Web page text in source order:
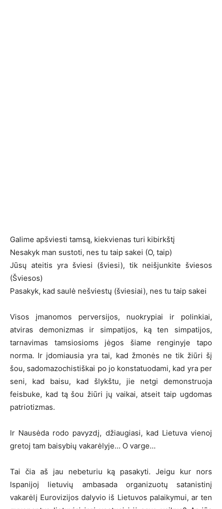
Galime apšviesti tamsą, kiekvienas turi kibirkštį
Nesakyk man sustoti, nes tu taip sakei (O, taip)
Jūsų ateitis yra šviesi (šviesi), tik neišjunkite šviesos
(Šviesos)
Pasakyk, kad saulė nešviestų (šviesiai), nes tu taip sakei
Visos įmanomos perversijos, nuokrypiai ir polinkiai,
atviras demonizmas ir simpatijos, ką ten simpatijos,
tarnavimas tamsiosioms jėgos šiame renginyje tapo
norma. Ir įdomiausia yra tai, kad žmonės ne tik žiūri šį
šou, sadomazochistiškai po jo konstatuodami, kad yra per
seni, kad baisu, kad šlykštu, jie netgi demonstruoja
feisbuke, kad tą šou žiūri jų vaikai, atseit taip ugdomas
patriotizmas.
Ir Nausėda rodo pavyzdį, džiaugiasi, kad Lietuva vienoj
gretoj tam baisybių vakarėlyje… O varge…
Tai čia aš jau nebeturiu ką pasakyti. Jeigu kur nors
Ispanijoj lietuvių ambasada organizuotų satanistinį
vakarėlį Eurovizijos dalyvio iš Lietuvos palaikymui, ar ten